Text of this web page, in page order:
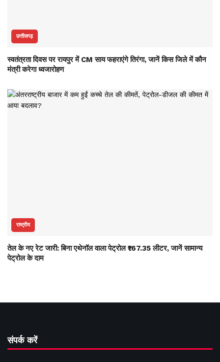
छत्तीसगढ़
स्वतंत्रता दिवस पर रायपुर में CM साय फहराएंगे तिरंगा, जानें किस जिले में कौन
मंत्री करेगा ध्वजारोहण
राष्ट्रीय
तेल के नए रेट जारी: बिना एथेनॉल वाला पेट्रोल ₹167.35 लीटर, जानें सामान्य
पेट्रोल के दाम
संपर्क करें